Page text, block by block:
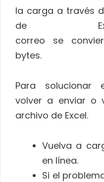
la carga a través
de
correo se
bytes.
Para solucionar
volver a enviar o
archivo de Excel.
Vuelva a
en línea.
Si el